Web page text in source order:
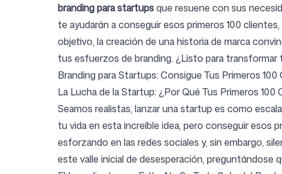
Herramientas gratuitas
Contacto
branding para startupsque resuene con sus
te ayudarán a conseguir esos primeros 100
objetivo, la creación de una historia de marca
tus esfuerzos de branding. ¿Listo para
Branding para Startups: Consigue Tus Primeros 100
La Lucha de la Startup: ¿Por Qué Tus Primeros 100
Seamos realistas, lanzar una startup es como
tu vida en esta increíble idea, pero conseguir esos
esforzando en las redes sociales y, sin embargo,
este valle inicial de desesperación, preguntándose